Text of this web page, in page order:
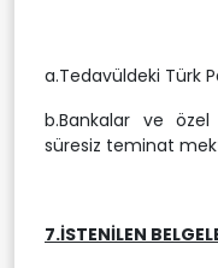
a.Tedavüldeki Türk
b.Bankalar ve özel
süresiz teminat
7.İSTENİLEN